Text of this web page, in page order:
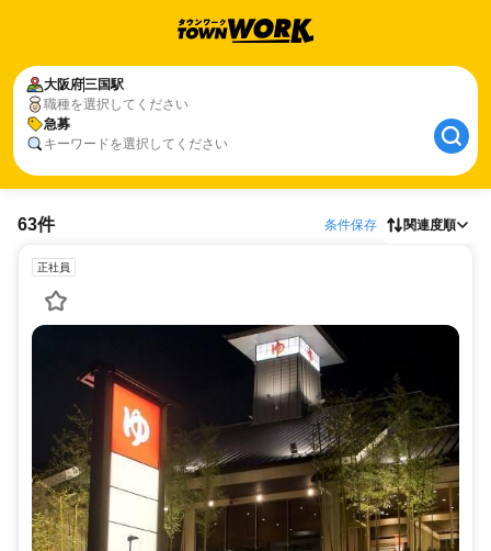
大阪府三国駅
職種を選択してください
急募
キーワードを選択してください
63件 条件保存 関連度順
正社員